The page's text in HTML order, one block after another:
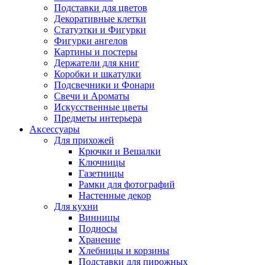
Подставки для цветов
Декоративные клетки
Статуэтки и Фигурки
Фигурки ангелов
Картины и постеры
Держатели для книг
Коробки и шкатулки
Подсвечники и Фонари
Свечи и Ароматы
Искусственные цветы
Предметы интерьера
Аксессуары
Для прихожей
Крючки и Вешалки
Ключницы
Газетницы
Рамки для фотографий
Настенные декор
Для кухни
Винницы
Подносы
Хранение
Хлебницы и корзины
Подставки для пирожных